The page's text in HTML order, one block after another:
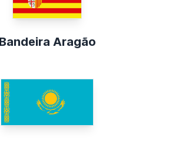
Bandeira Aragão